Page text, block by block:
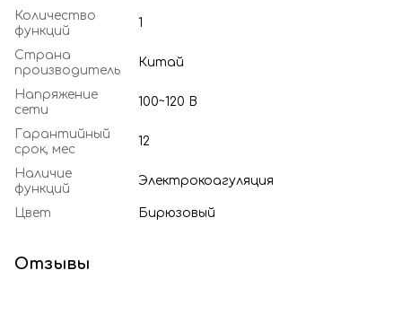
Количество
функций
1
Страна
производитель
Китай
Напряжение
сети
100~120 В
Гарантийный
срок, мес
12
Наличие
функций
Электрокоагуляция
Цвет Бирюзовый
Отзывы